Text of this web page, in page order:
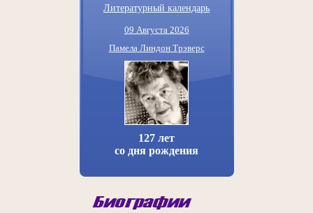
Литературный календарь
09 Августа 2026
Памела Линдон Трэверс
127 лет
со дня рождения